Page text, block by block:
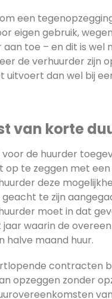
een
eigen gebruik,
toe – en dit is wel
de verhuurder zijn
dan wel bij
korte
de huurder
op te zeggen met
deze
te zijn
moet in dat
waarin de
halve maand huur.
contracten
opzeggen zonder